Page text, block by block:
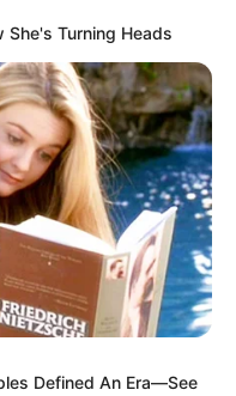
She's Turning Heads
Defined An Era—See